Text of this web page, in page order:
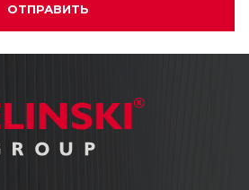
ОТПРАВИТЬ